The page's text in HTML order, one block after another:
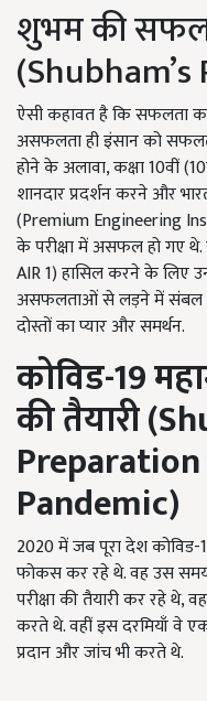
शुभम की
ऐसी कहावत है कि सफलता
असफलता ही इंसान को
होने के अलावा, कक्षा 10वीं
शानदार प्रदर्शन करने और
(Premium Engineering
के परीक्षा में असफल हो गए
AIR 1) हासिल करने के लिए
असफलताओं से लड़ने में संबल
दोस्तों का प्यार और समर्थन.
कोविड-19
की तैयारी (
Pandemic)
2020 में जब पूरा देश कोविड-
फोकस कर रहे थे. वह उस समय
परीक्षा की तैयारी कर रहे
करते थे. वहीं इस दरमियाँ वे
प्रदान और जांच भी करते थे.